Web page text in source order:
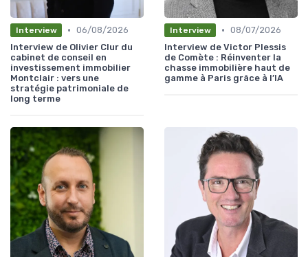
Interview • 06/08/2026
Interview de Olivier Clur du
cabinet de conseil en
investissement immobilier
Montclair : vers une
stratégie patrimoniale de
long terme
Interview • 08/07/2026
Interview de Victor Plessis
de Comète : Réinventer la
chasse immobilière haut de
gamme à Paris grâce à l’IA